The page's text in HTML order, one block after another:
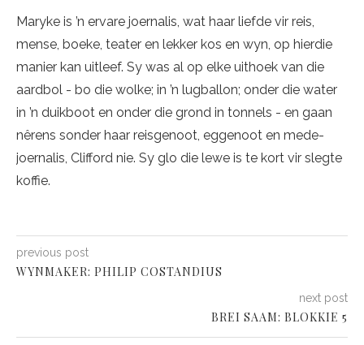
Maryke is ’n ervare joernalis, wat haar liefde vir reis,
mense, boeke, teater en lekker kos en wyn, op hierdie
manier kan uitleef. Sy was al op elke uithoek van die
aardbol - bo die wolke; in ’n lugballon; onder die water
in ’n duikboot en onder die grond in tonnels - en gaan
nêrens sonder haar reisgenoot, eggenoot en mede-
joernalis, Clifford nie. Sy glo die lewe is te kort vir slegte
koffie.
previous post
WYNMAKER: PHILIP COSTANDIUS
next post
BREI SAAM: BLOKKIE 5